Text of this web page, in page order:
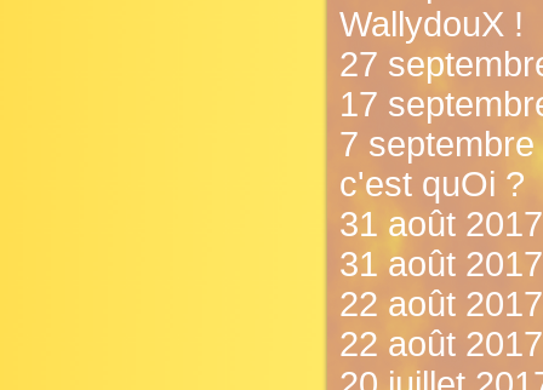
WallydouX !
27
17
7
c'est quOi ?
31 août
31 août
22 août
22 août